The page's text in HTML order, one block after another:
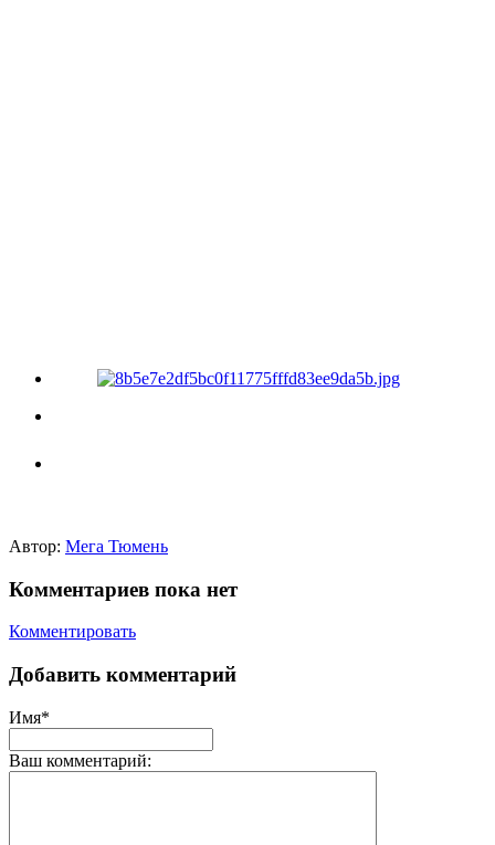
Автор: Мега Тюмень
Комментариев пока нет
Комментировать
Добавить комментарий
Имя*
Ваш комментарий: